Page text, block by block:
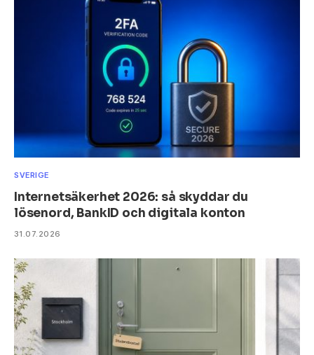
SVERIGE
Internetsäkerhet 2026: så skyddar du
lösenord, BankID och digitala konton
31.07.2026